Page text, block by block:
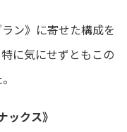
ン》に寄せた構成を
に気にせずともこの
ックス》